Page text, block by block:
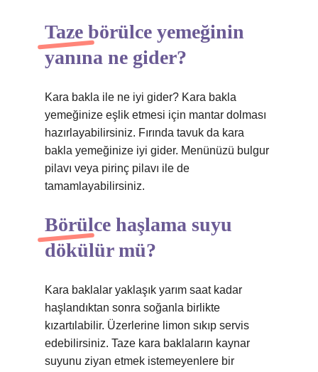
Taze börülce yemeğinin
yanına ne gider?
Kara bakla ile ne iyi gider? Kara bakla
yemeğinize eşlik etmesi için mantar dolması
hazırlayabilirsiniz. Fırında tavuk da kara
bakla yemeğinize iyi gider. Menünüzü bulgur
pilavı veya pirinç pilavı ile de
tamamlayabilirsiniz.
Börülce haşlama suyu
dökülür mü?
Kara baklalar yaklaşık yarım saat kadar
haşlandıktan sonra soğanla birlikte
kızartılabilir. Üzerlerine limon sıkıp servis
edebilirsiniz. Taze kara baklaların kaynar
suyunu ziyan etmek istemeyenlere bir